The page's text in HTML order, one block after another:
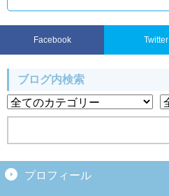
Facebook Twitter
ブログ内検索
プロフィール